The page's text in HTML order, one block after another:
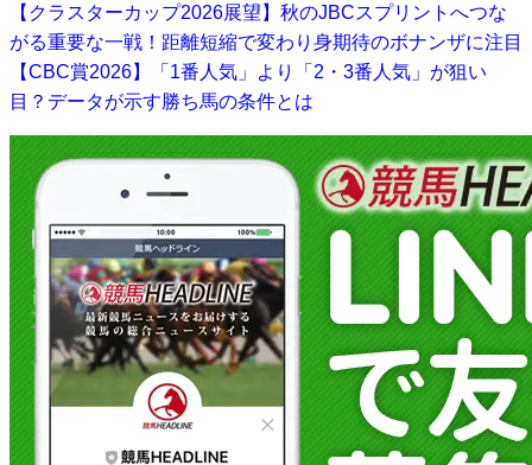
【クラスターカップ2026展望】秋のJBCスプリントへつな
がる重要な一戦！距離短縮で変わり身期待のボナンザに注目
【CBC賞2026】「1番人気」より「2・3番人気」が狙い
目？データが示す勝ち馬の条件とは